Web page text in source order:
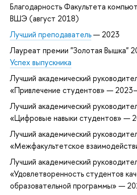
Благодарность Факультета
ВШЭ (август 2018)
Лучший преподаватель— 2023
Лауреат премии "Золотая Вышка"
Успех выпускника
Лучший академический
«Привлечение студентов» —
Лучший академический
«Цифровые навыки студентов» —
Лучший академический
«Межфакультетское
Лучший академический
«Удовлетворенность студентов
образовательной программы» —